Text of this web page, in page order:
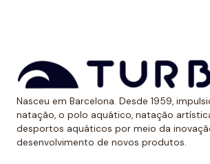
muito tempo sem sofrer desgaste.
Uso recomendado de
polo aquático
Da Turbo recomendamos usar o
polo aquático ou treinar natação.
Nasceu em Barcelona. Desde 1959,
natação, o polo aquático, natação
desportos aquáticos por meio da
desenvolvimento de novos produtos.